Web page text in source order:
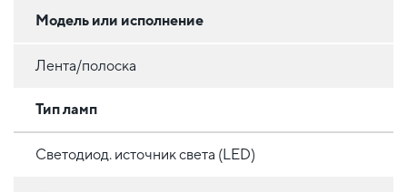
Модель или исполнение
Лента/полоска
Тип ламп
Светодиод. источник света (LED)